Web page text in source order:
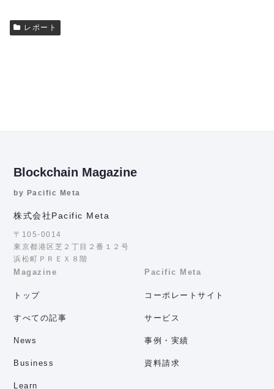
レポート
Blockchain Magazine
by Pacific Meta
株式会社Pacific Meta
〒105-0014
東京都港区芝２丁目２番１２号
浜松町ＰＲＥＸ８階
Magazine
トップ
すべての記事
News
Business
Learn
Pacific Meta
コーポレートサイト
サービス
事例・実績
資料請求